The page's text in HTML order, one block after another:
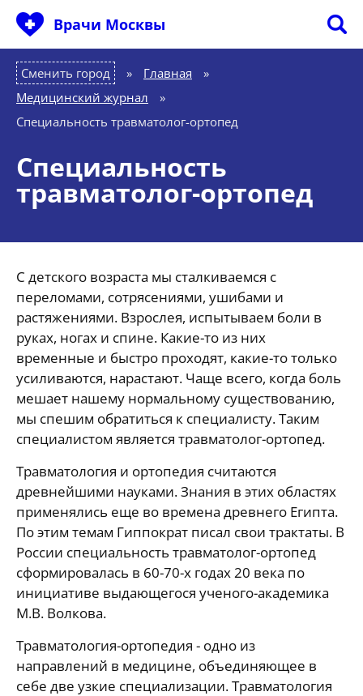
Врачи Москвы
Сменить город Главная
»
Медицинский журнал
»
Специальность травматолог-ортопед
Специальность
травматолог-ортопед
С детского возраста мы сталкиваемся с
переломами, сотрясениями, ушибами и
растяжениями. Взрослея, испытываем боли в
руках, ногах и спине. Какие-то из них
временные и быстро проходят, какие-то только
усиливаются, нарастают. Чаще всего, когда боль
мешает нашему нормальному существованию,
мы спешим обратиться к специалисту. Таким
специалистом является травматолог-ортопед.
Травматология и ортопедия считаются
древнейшими науками. Знания в этих областях
применялись еще во времена древнего Египта.
По этим темам Гиппократ писал свои трактаты. В
России специальность травматолог-ортопед
сформировалась в 60-70-х годах 20 века по
инициативе выдающегося ученого-академика
М.В. Волкова.
Травматология-ортопедия - одно из
направлений в медицине, объединяющее в
себе две узкие специализации. Травматология